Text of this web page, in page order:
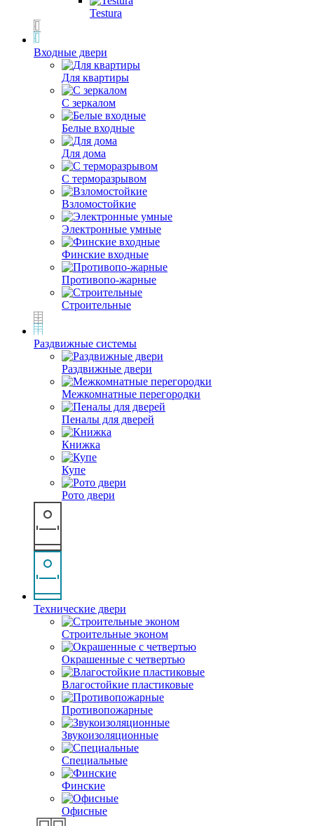
Testura
Входные двери
Для квартиры
С зеркалом
Белые входные
Для дома
С терморазрывом
Взломостойкие
Электронные умные
Финские входные
Противопо-жарные
Строительные
Раздвижные системы
Раздвижные двери
Межкомнатные перегородки
Пеналы для дверей
Книжка
Купе
Рото двери
Технические двери
Строительные эконом
Окрашенные с четвертью
Влагостойкие пластиковые
Противопожарные
Звукоизоляционные
Специальные
Финские
Офисные